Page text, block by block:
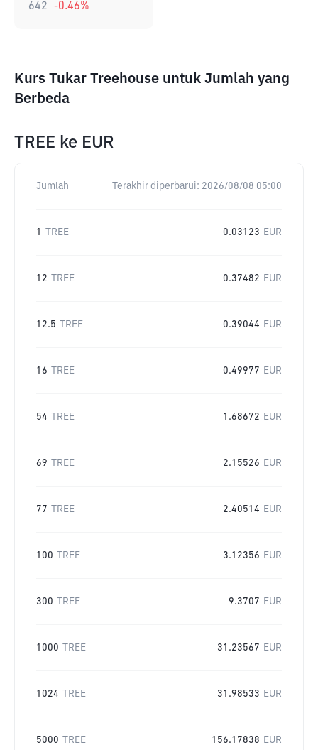
642 -0.46%
Kurs Tukar Treehouse untuk Jumlah yang
Berbeda
TREE ke EUR
Jumlah Terakhir diperbarui: 2026/08/08 05:00
1 TREE 0.03123 EUR
12 TREE 0.37482 EUR
12.5 TREE 0.39044 EUR
16 TREE 0.49977 EUR
54 TREE 1.68672 EUR
69 TREE 2.15526 EUR
77 TREE 2.40514 EUR
100 TREE 3.12356 EUR
300 TREE 9.3707 EUR
1000 TREE 31.23567 EUR
1024 TREE 31.98533 EUR
5000 TREE 156.17838 EUR